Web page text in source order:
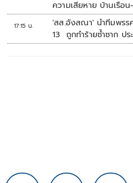
ความเสียหาย บ้านเรือ
17:15 น.
'สส.อังสณา' นำทีมพรร
13 ถูกทำร้ายซ้ำซาก ปร